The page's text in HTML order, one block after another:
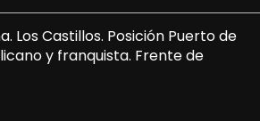
Los Castillos. Posición Puerto de
y franquista. Frente de